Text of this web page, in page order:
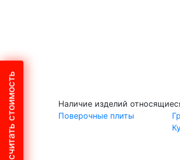
Наличие изделий
Поверочные плиты
Рассчитать стоимость